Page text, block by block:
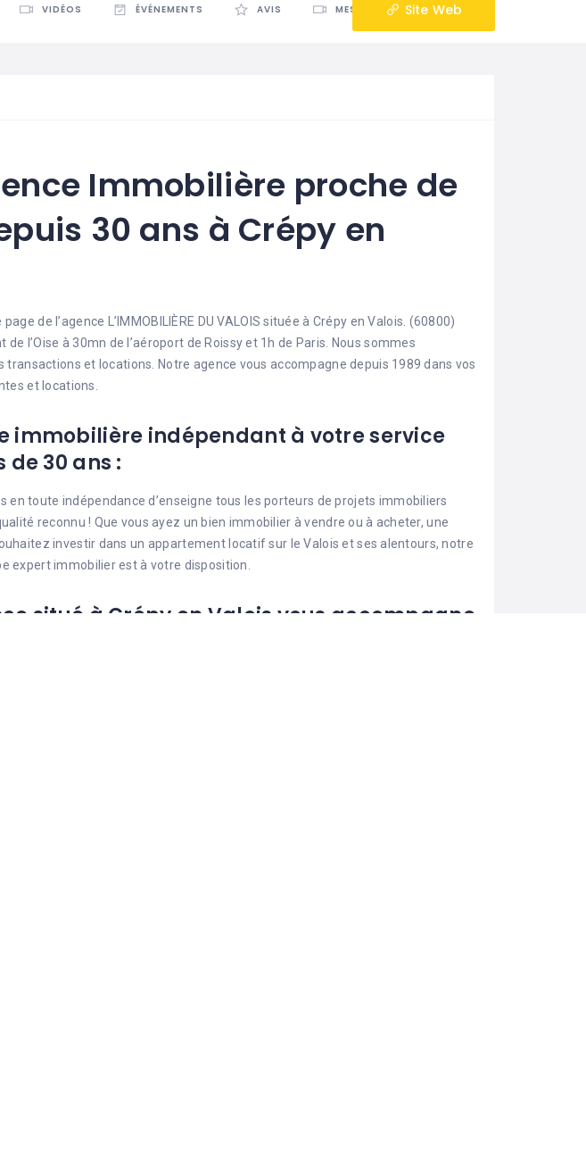
Site Web
VIDÉOS ÉVÉNEMENTS AVIS MES PRODUITS
Immobilière proche de
30 ans à Crépy en
de l’agence L’IMMOBILIÈRE DU VALOIS située à Crépy en Valois. (60800)
l’Oise à 30mn de l’aéroport de Roissy et 1h de Paris. Nous sommes
transactions et locations. Notre agence vous accompagne depuis 1989 dans vos
et locations.
immobilière indépendant à votre service
30 ans :
en toute indépendance d’enseigne tous les porteurs de projets immobiliers
reconnu ! Que vous ayez un bien immobilier à vendre ou à acheter, une
investir dans un appartement locatif sur le Valois et ses alentours, notre
expert immobilier est à votre disposition.
situé à Crépy en Valois vous accompagne